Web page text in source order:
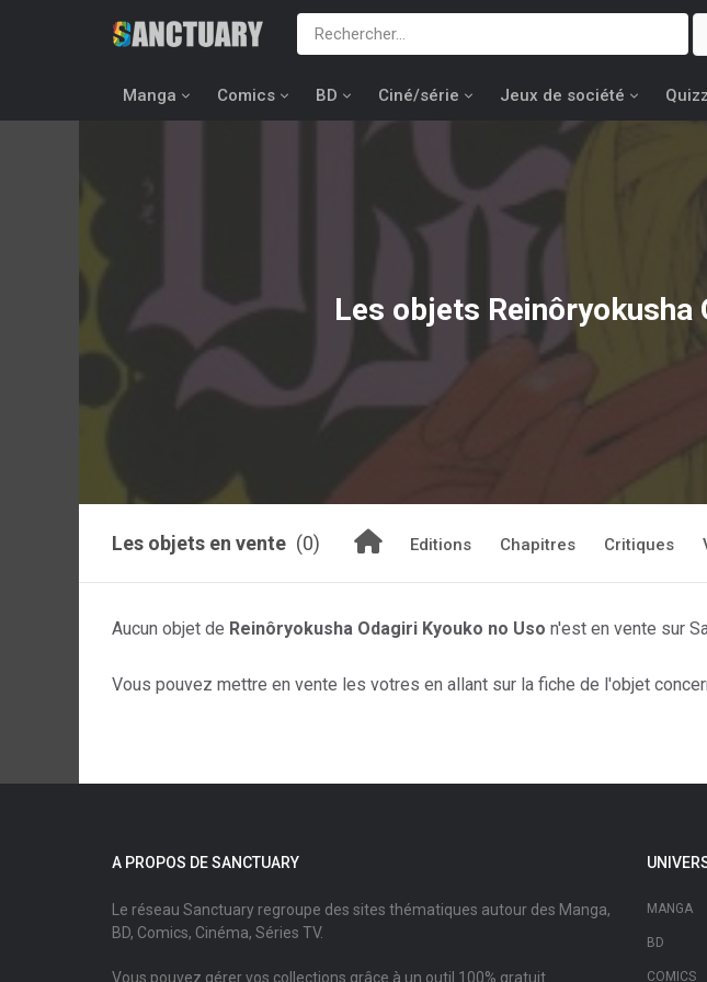
Manga Comics BD Ciné/série Jeux de société Quizz
Les objets Reinôryokusha
Les objets en vente (0) Editions Chapitres Critiques
Aucun objet de Reinôryokusha Odagiri Kyouko no Uso n'est en vente sur
Vous pouvez mettre en vente les votres en allant sur la fiche de l'objet
A PROPOS DE SANCTUARY
Le réseau Sanctuary regroupe des sites thématiques autour des Manga,
BD, Comics, Cinéma, Séries TV.
Vous pouvez gérer vos collections grâce à un outil 100% gratuit.
MANGA
BD
COMICS